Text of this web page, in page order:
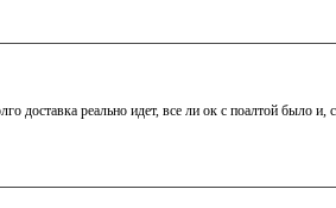
доставка реально идет, все ли ок с поалтой было и,